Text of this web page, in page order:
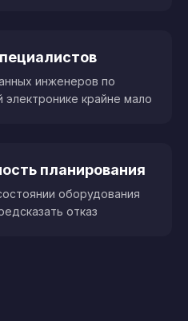
инженеров по
крайне мало
планирования
оборудования
отказ